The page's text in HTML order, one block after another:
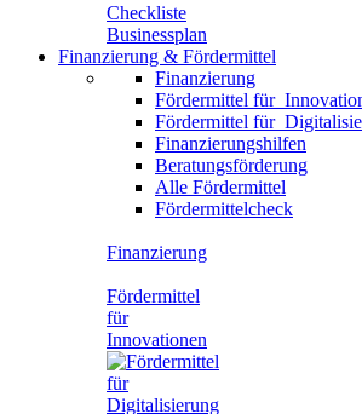
Checkliste
Businessplan
Finanzierung & Fördermittel
Finanzierung
Fördermittel für
Fördermittel für
Finanzierungshilfen
Beratungsförderung
Alle Fördermittel
Fördermittelcheck
Finanzierung
Fördermittel
für
Innovationen